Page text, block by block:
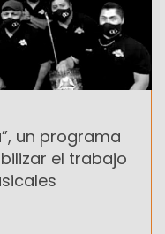
un programa
el trabajo